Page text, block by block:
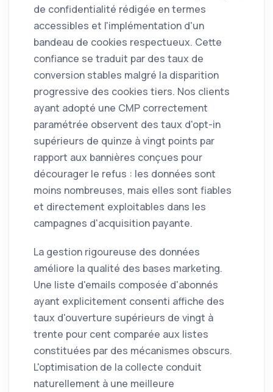
de confidentialité rédigée en termes
accessibles et l'implémentation d'un
bandeau de cookies respectueux. Cette
confiance se traduit par des taux de
conversion stables malgré la disparition
progressive des cookies tiers. Nos clients
ayant adopté une CMP correctement
paramétrée observent des taux d'opt-in
supérieurs de quinze à vingt points par
rapport aux bannières conçues pour
décourager le refus : les données sont
moins nombreuses, mais elles sont fiables
et directement exploitables dans les
campagnes d'acquisition payante.
La gestion rigoureuse des données
améliore la qualité des bases marketing.
Une liste d'emails composée d'abonnés
ayant explicitement consenti affiche des
taux d'ouverture supérieurs de vingt à
trente pour cent comparée aux listes
constituées par des mécanismes obscurs.
L'optimisation de la collecte conduit
naturellement à une meilleure